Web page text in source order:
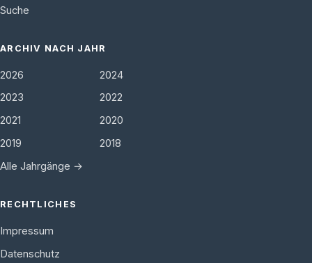
Suche
ARCHIV NACH JAHR
2026
2024
2023
2022
2021
2020
2019
2018
Alle Jahrgänge →
RECHTLICHES
Impressum
Datenschutz